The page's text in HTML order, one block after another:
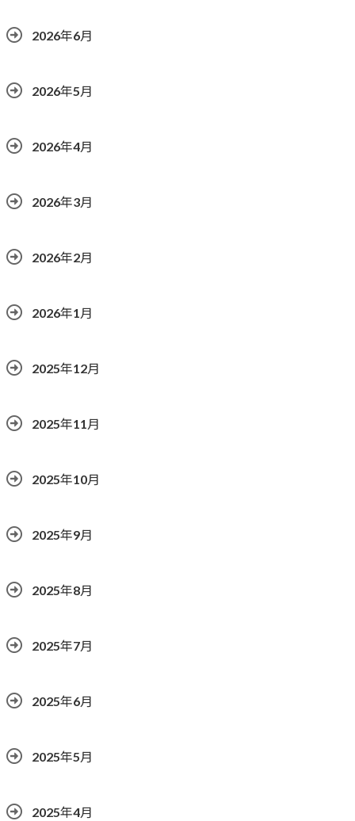
2026年6月
2026年5月
2026年4月
2026年3月
2026年2月
2026年1月
2025年12月
2025年11月
2025年10月
2025年9月
2025年8月
2025年7月
2025年6月
2025年5月
2025年4月